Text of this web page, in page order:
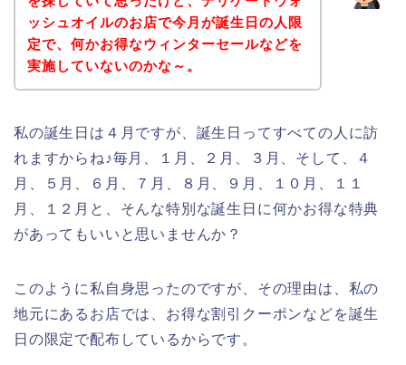
ッシュオイルのお店で今月が誕生日の人限
定で、何かお得なウィンターセールなどを
実施していないのかな～。
私の誕生日は４月ですが、誕生日ってすべての人に訪
れますからね♪毎月、１月、２月、３月、そして、４
月、５月、６月、７月、８月、９月、１０月、１１
月、１２月と、そんな特別な誕生日に何かお得な特典
があってもいいと思いませんか？
このように私自身思ったのですが、その理由は、私の
地元にあるお店では、お得な割引クーポンなどを誕生
日の限定で配布しているからです。